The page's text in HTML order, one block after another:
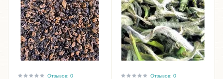
Отзывов: 0 Отзывов: 0